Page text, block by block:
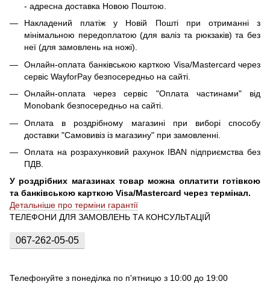
- адресна доставка Новою Поштою.
Накладений платіж у Новій Пошті при отриманні з
мінімальною передоплатою (для валіз та рюкзаків) та без
неї (для замовлень на ножі).
Онлайн-оплата банківською карткою Visa/Mastercard через
сервіс WayforPay безпосередньо на сайті.
Онлайн-оплата через сервіс "Оплата частинами" від
Monobank безпосередньо на сайті.
Оплата в роздрібному магазині при виборі способу
доставки "Самовивіз із магазину" при замовленні.
Оплата на розрахунковий рахунок IBAN підприємства без
ПДВ.
У роздрібних магазинах товар можна оплатити готівкою
та банківською карткою Visa/Mastercard через термінал.
Детальніше про терміни гарантії
ТЕЛЕФОНИ ДЛЯ ЗАМОВЛЕНЬ ТА КОНСУЛЬТАЦІЙ
067-262-05-05
Телефонуйте з понеділка по п'ятницю з 10:00 до 19:00